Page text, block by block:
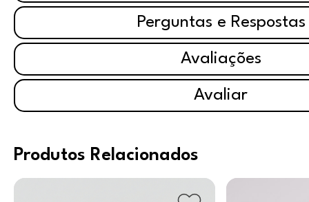
Perguntas e Respostas
Avaliações
Avaliar
Produtos Relacionados